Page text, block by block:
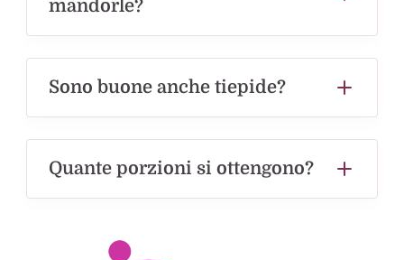
mandorle?
Sono buone anche tiepide?
Quante porzioni si ottengono?